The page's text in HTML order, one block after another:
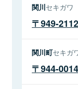
関川セキガワ
949-2112
関川町セキガ
944-0014